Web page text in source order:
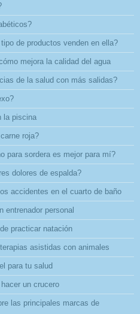
de productos venden en ella?
mejora la calidad del agua
de la salud con más salidas?
la piscina
roja?
para sordera es mejor para mí?
dolores de espalda?
accidentes en el cuarto de baño
entrenador personal
practicar natación
asistidas con animales
para tu salud
un crucero
las principales marcas de